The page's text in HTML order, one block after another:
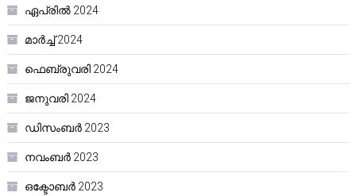
ഏപ്രിൽ 2024
മാർച്ച്‌ 2024
ഫെബ്രുവരി 2024
ജനുവരി 2024
ഡിസംബർ 2023
നവംബർ 2023
ഒക്ടോബർ 2023